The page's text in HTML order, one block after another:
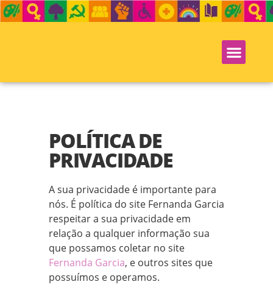
POLÍTICA DE
PRIVACIDADE
A sua privacidade é importante para
nós. É política do site Fernanda Garcia
respeitar a sua privacidade em
relação a qualquer informação sua
que possamos coletar no site
Fernanda Garcia, e outros sites que
possuímos e operamos.